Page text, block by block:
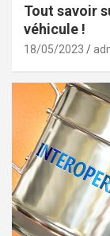
Tout savoir
véhicule !
18/05/2023